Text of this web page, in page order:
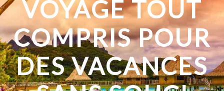
VOYAGE TOUT
COMPRIS POUR
DES VACANCES